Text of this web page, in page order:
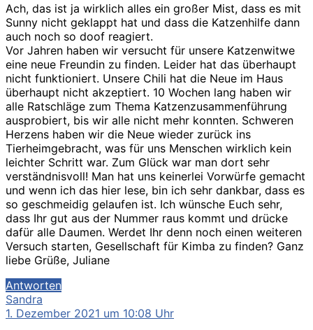
Ach, das ist ja wirklich alles ein großer Mist, dass es mit
Sunny nicht geklappt hat und dass die Katzenhilfe dann
auch noch so doof reagiert.
Vor Jahren haben wir versucht für unsere Katzenwitwe
eine neue Freundin zu finden. Leider hat das überhaupt
nicht funktioniert. Unsere Chili hat die Neue im Haus
überhaupt nicht akzeptiert. 10 Wochen lang haben wir
alle Ratschläge zum Thema Katzenzusammenführung
ausprobiert, bis wir alle nicht mehr konnten. Schweren
Herzens haben wir die Neue wieder zurück ins
Tierheimgebracht, was für uns Menschen wirklich kein
leichter Schritt war. Zum Glück war man dort sehr
verständnisvoll! Man hat uns keinerlei Vorwürfe gemacht
und wenn ich das hier lese, bin ich sehr dankbar, dass es
so geschmeidig gelaufen ist. Ich wünsche Euch sehr,
dass Ihr gut aus der Nummer raus kommt und drücke
dafür alle Daumen. Werdet Ihr denn noch einen weiteren
Versuch starten, Gesellschaft für Kimba zu finden? Ganz
liebe Grüße, Juliane
Antworten
Sandra
1. Dezember 2021 um 10:08 Uhr